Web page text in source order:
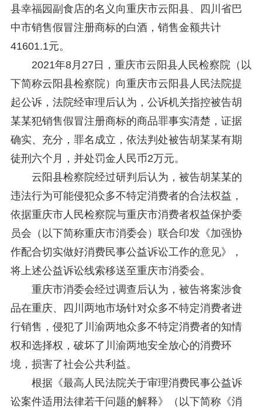
县幸福园副食店的名义向重庆市云阳县、四川省巴
中市销售假冒注册商标的白酒，销售金额共计
41601.1元。
2021年8月27日，重庆市云阳县人民检察院（以
下简称云阳县检察院）向重庆市云阳县人民法院提
起公诉，法院经审理后认为，公诉机关指控被告胡
某某犯销售假冒注册商标的商品罪事实清楚，证据
确实、充分，罪名成立，依法判处被告胡某某有期
徒刑六个月，并处罚金人民币2万元。
云阳县检察院经过研判后认为，被告胡某某的
违法行为可能侵犯众多不特定消费者的合法权益，
依据重庆市人民检察院与重庆市消费者权益保护委
员会（以下简称重庆市消委会）联合印发《加强协
作配合切实做好消费民事公益诉讼工作的意见》，
将上述公益诉讼线索移送至重庆市消委会。
重庆市消委会经过调查后认为，被告将案涉食
品在重庆、四川两地市场针对众多不特定消费者进
行销售，侵犯了川渝两地众多不特定消费者的知情
权和选择权，破坏了川渝两地安全放心的消费环
境，损害了社会公共利益。
根据《最高人民法院关于审理消费民事公益诉
讼案件适用法律若干问题的解释》（以下简称《消